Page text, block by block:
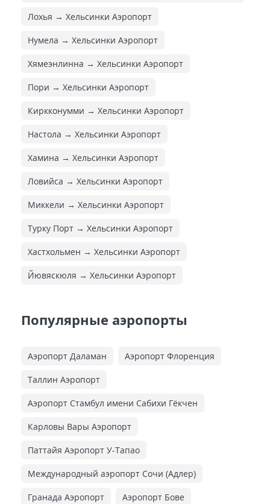
Лохья → Хельсинки Аэропорт
Нумела → Хельсинки Аэропорт
Хямеэнлинна → Хельсинки Аэропорт
Пори → Хельсинки Аэропорт
Киркконумми → Хельсинки Аэропорт
Настола → Хельсинки Аэропорт
Хамина → Хельсинки Аэропорт
Ловийса → Хельсинки Аэропорт
Миккели → Хельсинки Аэропорт
Турку Порт → Хельсинки Аэропорт
Хастхольмен → Хельсинки Аэропорт
Йювяскюля → Хельсинки Аэропорт
Популярные аэропорты
Аэропорт Даламан Аэропорт Флоренция
Таллин Аэропорт
Аэропорт Стамбул имени Сабихи Гёкчен
Карловы Вары Аэропорт
Паттайя Аэропорт У-Тапао
Международный аэропорт Сочи (Адлер)
Гранада Аэропорт Аэропорт Бове